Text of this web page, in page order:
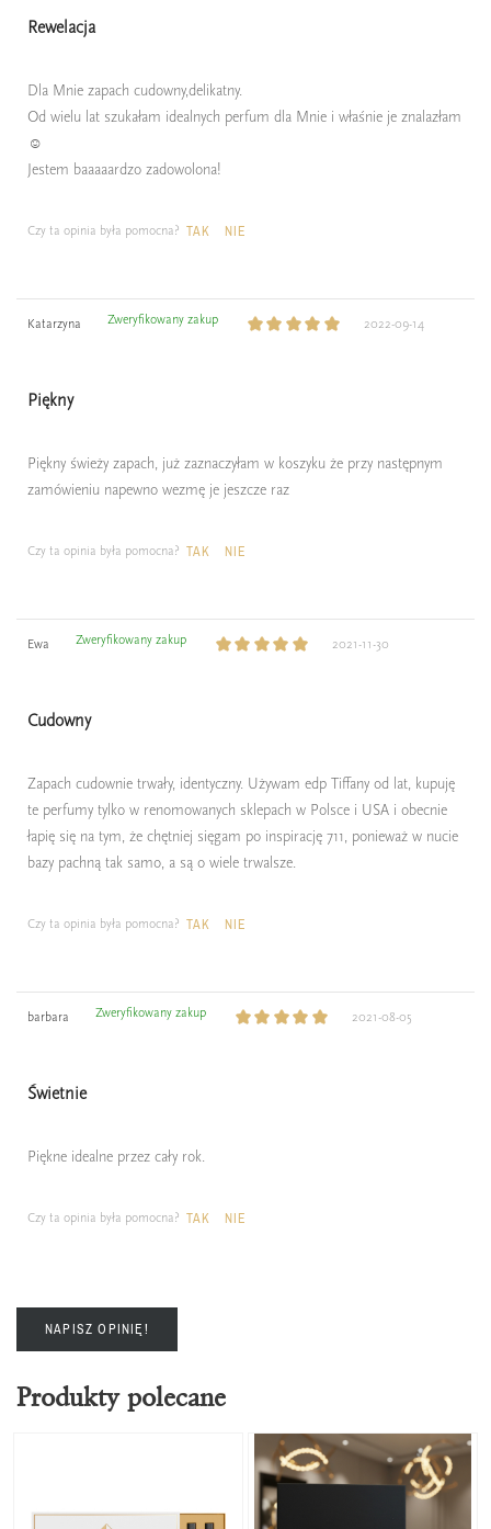
Rewelacja
Dla Mnie zapach cudowny,delikatny.
Od wielu lat szukałam idealnych perfum dla Mnie i właśnie je znalazłam
☺️
Jestem baaaaardzo zadowolona!
Czy ta opinia była pomocna? TAK NIE
Katarzyna Zweryfikowany zakup 2022-09-14
Piękny
Piękny świeży zapach, już zaznaczyłam w koszyku że przy następnym
zamówieniu napewno wezmę je jeszcze raz
Czy ta opinia była pomocna? TAK NIE
Ewa Zweryfikowany zakup 2021-11-30
Cudowny
Zapach cudownie trwały, identyczny. Używam edp Tiffany od lat, kupuję
te perfumy tylko w renomowanych sklepach w Polsce i USA i obecnie
łapię się na tym, że chętniej sięgam po inspirację 711, ponieważ w nucie
bazy pachną tak samo, a są o wiele trwalsze.
Czy ta opinia była pomocna? TAK NIE
barbara Zweryfikowany zakup 2021-08-05
Świetnie
Piękne idealne przez cały rok.
Czy ta opinia była pomocna? TAK NIE
NAPISZ OPINIĘ!
Produkty polecane